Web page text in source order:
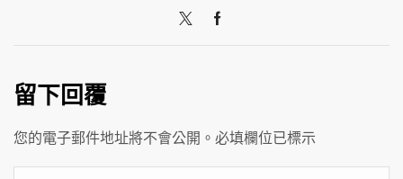
留下回覆
您的電子郵件地址將不會公開。必填欄位已標示